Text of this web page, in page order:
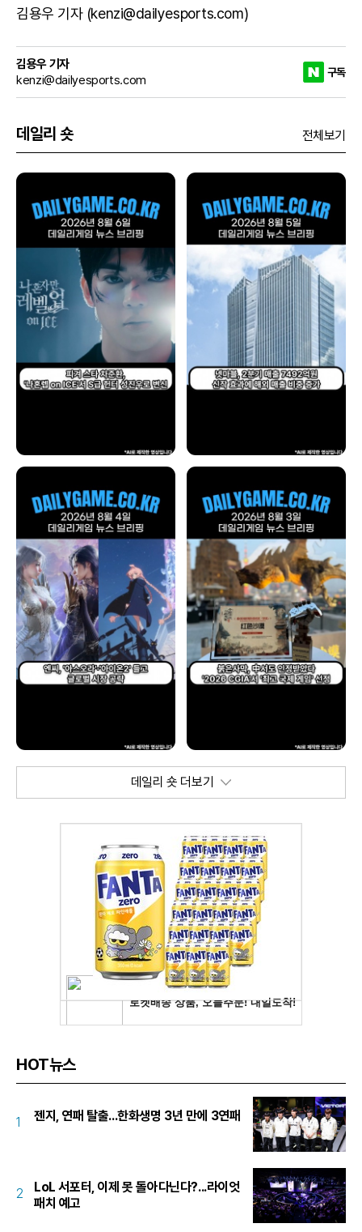
김용우 기자 (kenzi@dailyesports.com)
김용우 기자
kenzi@dailyesports.com
구독
데일리 숏 전체보기
데일리 숏 더보기
HOT뉴스
1 젠지, 연패 탈출...한화생명 3년 만에 3연패
2
LoL 서포터, 이제 못 돌아다닌다?...라이엇
패치 예고